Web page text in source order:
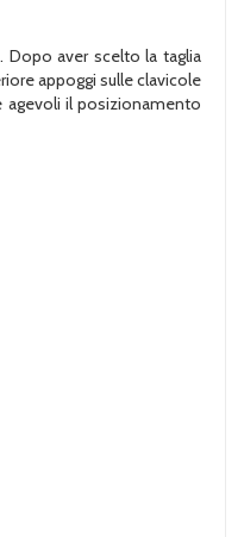
Dopo aver scelto la taglia
appoggi sulle clavicole
agevoli il posizionamento